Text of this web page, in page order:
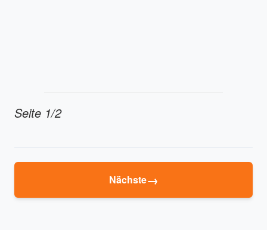
Seite 1/2
Nächste→